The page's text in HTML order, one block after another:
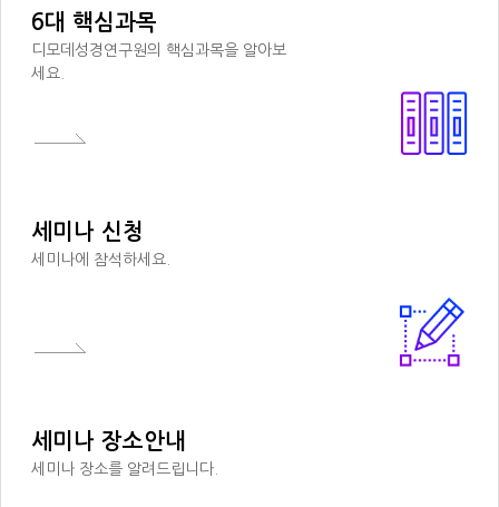
6대 핵심과목
디모데성경연구원의 핵심과목을 알아보
세요.
세미나 신청
세미나에 참석하세요.
세미나 장소안내
세미나 장소를 알려드립니다.